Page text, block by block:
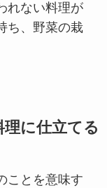
れない料理が
ち、野菜の栽
に仕立てる
ことを意味す